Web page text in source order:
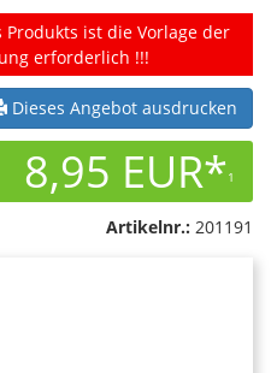
ist die Vorlage der
erforderlich !!!
Dieses Angebot ausdrucken
8,95 EUR*1
Artikelnr.: 201191